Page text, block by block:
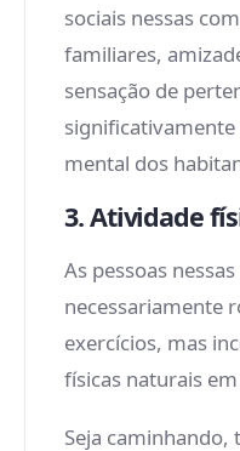
sociais nessas
familiares,
sensação de
significativamente
mental dos
3. Atividade
As pessoas
necessariamente
exercícios, mas
físicas naturais
Seja